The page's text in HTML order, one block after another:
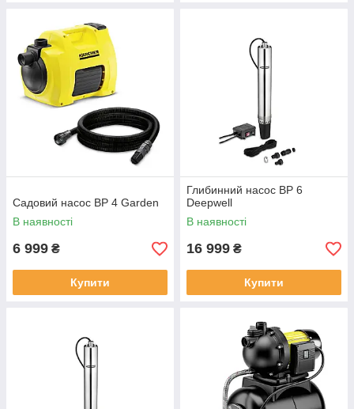
Садовий насос BP 4 Garden
В наявності
6 999 ₴
Купити
Глибинний насос ВР 6
Deepwell
В наявності
16 999 ₴
Купити